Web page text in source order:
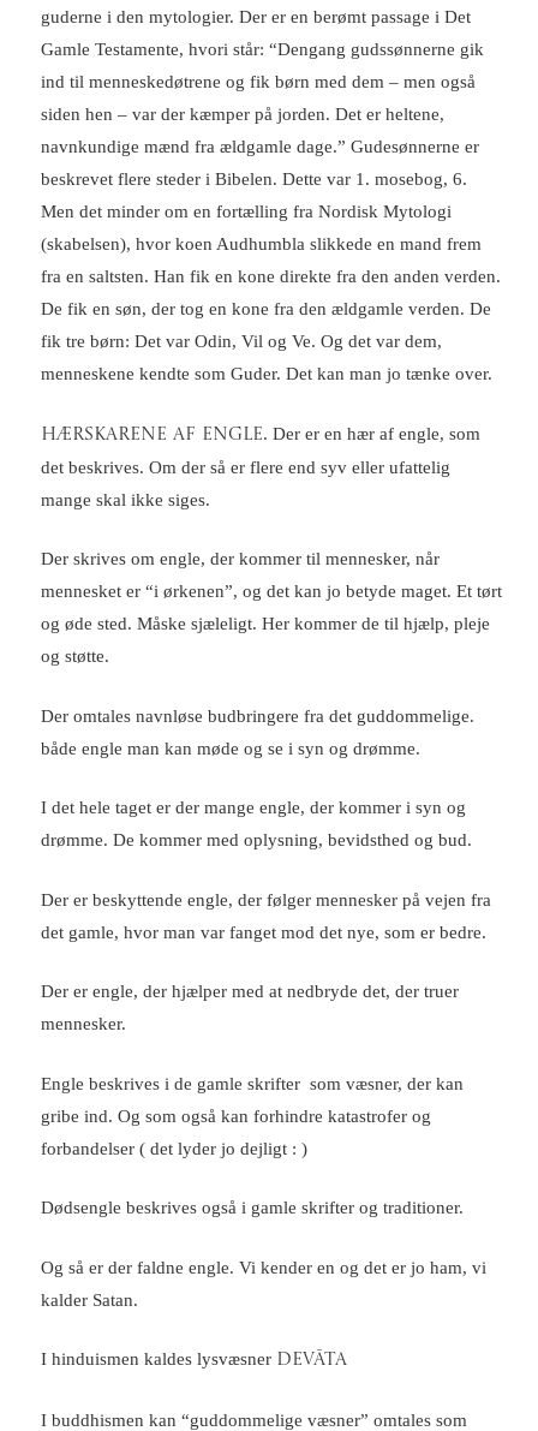
guderne i den mytologier. Der er en berømt passage i Det
Gamle Testamente, hvori står: “Dengang gudssønnerne gik
ind til menneskedøtrene og fik børn med dem – men også
siden hen – var der kæmper på jorden. Det er heltene,
navnkundige mænd fra ældgamle dage.” Gudesønnerne er
beskrevet flere steder i Bibelen. Dette var 1. mosebog, 6.
Men det minder om en fortælling fra Nordisk Mytologi
(skabelsen), hvor koen Audhumbla slikkede en mand frem
fra en saltsten. Han fik en kone direkte fra den anden verden.
De fik en søn, der tog en kone fra den ældgamle verden. De
fik tre børn: Det var Odin, Vil og Ve. Og det var dem,
menneskene kendte som Guder. Det kan man jo tænke over.
Hærskarene af engle. Der er en hær af engle, som
det beskrives. Om der så er flere end syv eller ufattelig
mange skal ikke siges.
Der skrives om engle, der kommer til mennesker, når
mennesket er “i ørkenen”, og det kan jo betyde maget. Et tørt
og øde sted. Måske sjæleligt. Her kommer de til hjælp, pleje
og støtte.
Der omtales navnløse budbringere fra det guddommelige.
både engle man kan møde og se i syn og drømme.
I det hele taget er der mange engle, der kommer i syn og
drømme. De kommer med oplysning, bevidsthed og bud.
Der er beskyttende engle, der følger mennesker på vejen fra
det gamle, hvor man var fanget mod det nye, som er bedre.
Der er engle, der hjælper med at nedbryde det, der truer
mennesker.
Engle beskrives i de gamle skrifter som væsner, der kan
gribe ind. Og som også kan forhindre katastrofer og
forbandelser ( det lyder jo dejligt : )
Dødsengle beskrives også i gamle skrifter og traditioner.
Og så er der faldne engle. Vi kender en og det er jo ham, vi
kalder Satan.
I hinduismen kaldes lysvæsner DEVĀTA
I buddhismen kan “guddommelige væsner” omtales som